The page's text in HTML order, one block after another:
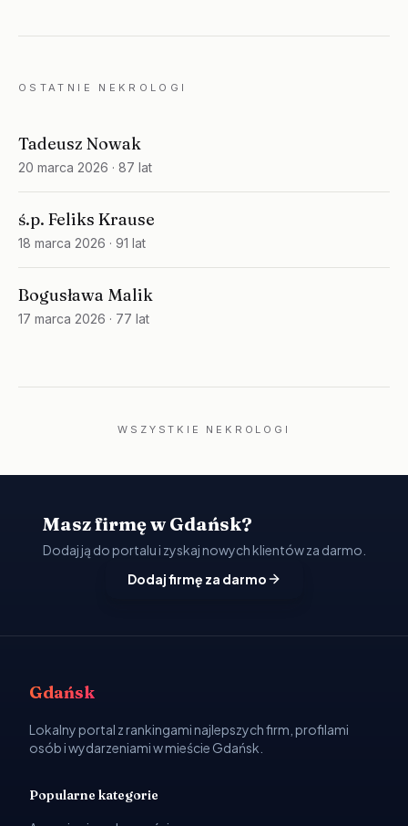
OSTATNIE NEKROLOGI
Tadeusz Nowak
20 marca 2026 · 87 lat
ś.p. Feliks Krause
18 marca 2026 · 91 lat
Bogusława Malik
17 marca 2026 · 77 lat
WSZYSTKIE NEKROLOGI
Masz firmę w Gdańsk?
Dodaj ją do portalu i zyskaj nowych klientów za darmo.
Dodaj firmę za darmo
Gdańsk
Lokalny portal z rankingami najlepszych firm, profilami
osób i wydarzeniami w mieście Gdańsk.
Popularne kategorie